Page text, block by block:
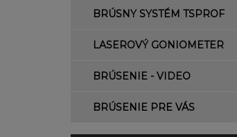
BRÚSNY SYSTÉM TSPROF
LASEROVÝ GONIOMETER
BRÚSENIE - VIDEO
BRÚSENIE PRE VÁS